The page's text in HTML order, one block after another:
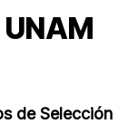
de Selección